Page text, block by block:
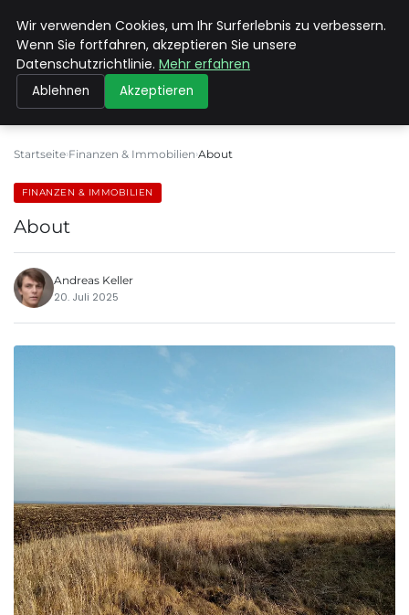
MAX NEUKIRCHNER
Startseite Finanzen & Immobilien About
FINANZEN & IMMOBILIEN
About
Andreas Keller
20. Juli 2025
Wir verwenden Cookies, um Ihr Surferlebnis zu verbessern.
Wenn Sie fortfahren, akzeptieren Sie unsere
Datenschutzrichtlinie. Mehr erfahren
Ablehnen Akzeptieren